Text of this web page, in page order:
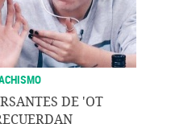
DE 'OT